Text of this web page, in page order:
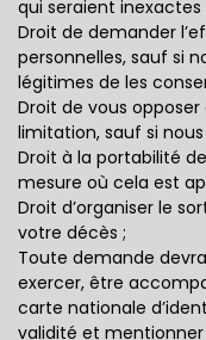
qui seraient
Droit de demander
personnelles, sauf si
légitimes de les
Droit de vous
limitation, sauf si
Droit à la portabilité
mesure où cela est
Droit d’organiser le
votre décès ;
Toute demande
exercer, être
carte nationale
validité et